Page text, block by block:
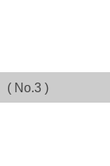
( No.3 )